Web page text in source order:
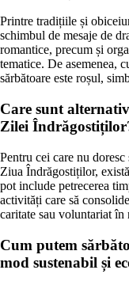
Printre tradițiile și
schimbul de mesaje de
romantice, precum și
tematice. De asemenea,
sărbătoare este roșul,
Care sunt
Zilei
Pentru cei care nu
Ziua Îndrăgostiților,
pot include petrecerea
activități care să
caritate sau voluntariat
Cum putem
mod sustenabil și